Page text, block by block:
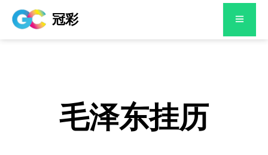
冠彩
毛泽东挂历